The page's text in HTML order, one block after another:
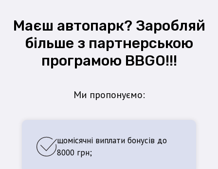
Маєш автопарк? Заробляй
більше з партнерською
програмою BBGO!!!
Ми пропонуємо:
щомісячні виплати бонусів до
8000 грн;